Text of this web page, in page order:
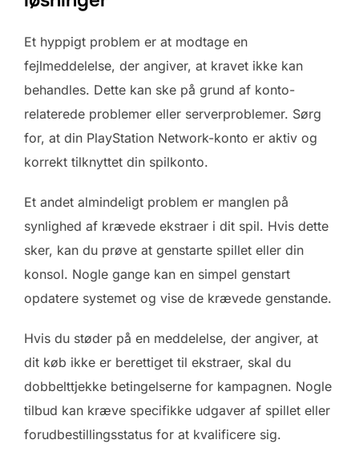
Et hyppigt problem er at modtage en
fejlmeddelelse, der angiver, at kravet ikke kan
behandles. Dette kan ske på grund af konto-
relaterede problemer eller serverproblemer. Sørg
for, at din PlayStation Network-konto er aktiv og
korrekt tilknyttet din spilkonto.
Et andet almindeligt problem er manglen på
synlighed af krævede ekstraer i dit spil. Hvis dette
sker, kan du prøve at genstarte spillet eller din
konsol. Nogle gange kan en simpel genstart
opdatere systemet og vise de krævede genstande.
Hvis du støder på en meddelelse, der angiver, at
dit køb ikke er berettiget til ekstraer, skal du
dobbelttjekke betingelserne for kampagnen. Nogle
tilbud kan kræve specifikke udgaver af spillet eller
forudbestillingsstatus for at kvalificere sig.